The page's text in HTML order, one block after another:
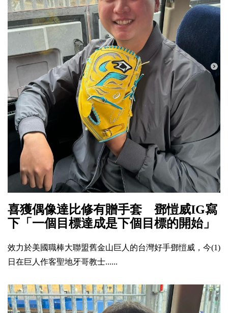
喜獲偶像達比修有贈手套 鄧愷威IG寫
下「一個目標達成是下個目標的開始」
效力於美國職棒大聯盟舊金山巨人的台灣好手鄧愷威，今(1)
日在巨人作客聖地牙哥教士......